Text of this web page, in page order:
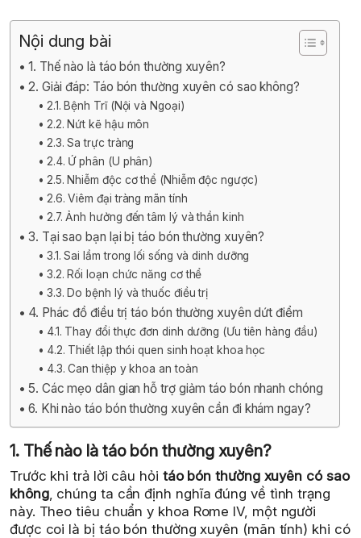
Nội dung bài
1. Thế nào là táo bón thường xuyên?
2. Giải đáp: Táo bón thường xuyên có sao không?
2.1. Bệnh Trĩ (Nội và Ngoại)
2.2. Nứt kẽ hậu môn
2.3. Sa trực tràng
2.4. Ứ phân (U phân)
2.5. Nhiễm độc cơ thể (Nhiễm độc ngược)
2.6. Viêm đại tràng mãn tính
2.7. Ảnh hưởng đến tâm lý và thần kinh
3. Tại sao bạn lại bị táo bón thường xuyên?
3.1. Sai lầm trong lối sống và dinh dưỡng
3.2. Rối loạn chức năng cơ thể
3.3. Do bệnh lý và thuốc điều trị
4. Phác đồ điều trị táo bón thường xuyên dứt điểm
4.1. Thay đổi thực đơn dinh dưỡng (Ưu tiên hàng đầu)
4.2. Thiết lập thói quen sinh hoạt khoa học
4.3. Can thiệp y khoa an toàn
5. Các mẹo dân gian hỗ trợ giảm táo bón nhanh chóng
6. Khi nào táo bón thường xuyên cần đi khám ngay?
1. Thế nào là táo bón thường xuyên?
Trước khi trả lời câu hỏi táo bón thường xuyên có sao
không, chúng ta cần định nghĩa đúng về tình trạng
này. Theo tiêu chuẩn y khoa Rome IV, một người
được coi là bị táo bón thường xuyên (mãn tính) khi có